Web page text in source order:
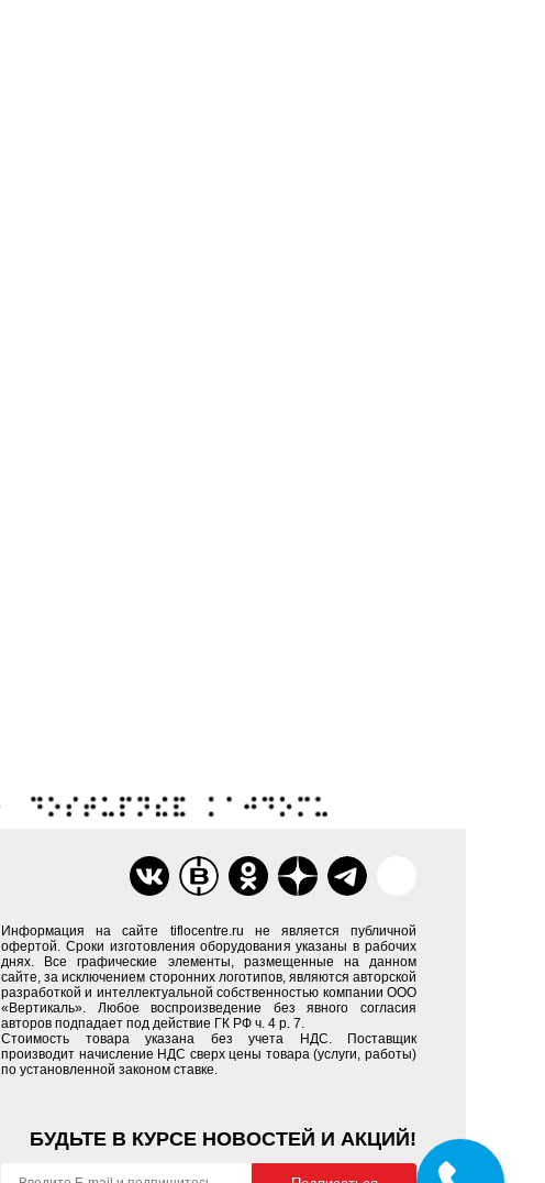
Информация на сайте tiflocentre.ru не является публичной
офертой. Сроки изготовления оборудования указаны в рабочих
днях. Все графические элементы, размещенные на данном
сайте, за исключением сторонних логотипов, являются авторской
разработкой и интеллектуальной собственностью компании ООО
«Вертикаль». Любое воспроизведение без явного согласия
авторов подпадает под действие ГК РФ ч. 4 р. 7.
Стоимость товара указана без учета НДС. Поставщик
производит начисление НДС сверх цены товара (услуги, работы)
по установленной законом ставке.
БУДЬТЕ В КУРСЕ НОВОСТЕЙ И АКЦИЙ!